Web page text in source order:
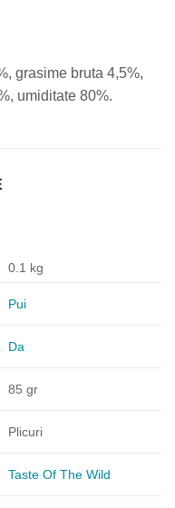
grasime bruta 4,5%,
umiditate 80%.
0.1 kg
Pui
Da
85 gr
Plicuri
Taste Of The Wild